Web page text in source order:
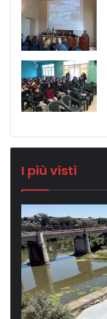
I più visti